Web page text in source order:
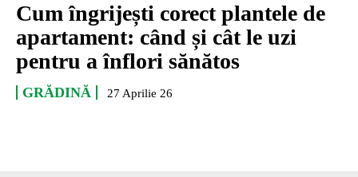
Cum îngrijești corect plantele de
apartament: când și cât le uzi
pentru a înflori sănătos
GRĂDINĂ 27 Aprilie 26